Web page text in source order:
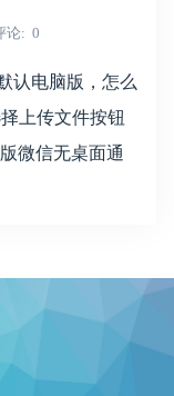
论 0
认电脑版，怎么
上传文件按钮
微信无桌面通